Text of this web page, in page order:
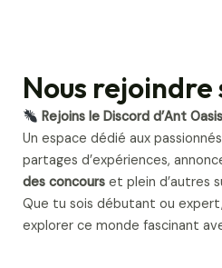
Nous rejoindre
Rejoins le Discord d’Ant
Un espace dédié aux
partages d’expériences,
des concours et plein d’autres
Que tu sois débutant ou
explorer ce monde fascinant